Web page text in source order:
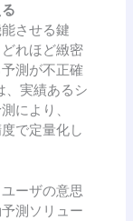
させる鍵
れほど緻密
測が不正確
、実績あるシ
により、
で定量化し
ーザの意思
測ソリュー